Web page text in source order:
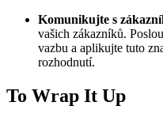
Komunikujte s
vašich zákazníků.
vazbu a aplikujte tuto
rozhodnutí.
To Wrap It Up